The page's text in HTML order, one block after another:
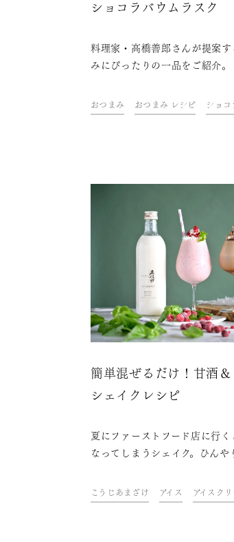
ショコラバウムラスク
料理家・高橋善郎さんが提案
みにぴったりの一品をご紹介
い。
おつまみ おつまみ レシピ ショコ
簡単混ぜるだけ！甘酒
シェイクレシピ
夏にファーストフード店に行く
なってしまうシェイク。ひんや
ージかもしれませんが、実は家
います。ドリンク&フードクリ
こうじあまざけ アイス アイスクリ